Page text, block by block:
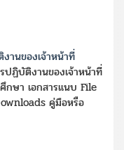
านของเจ้าหน้าที่
ฏิบัติงานของเจ้าหน้าที่
กษา เอกสารแนบ File
คู่มือหรือ